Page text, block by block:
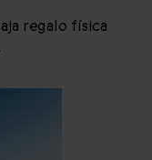
regalo física